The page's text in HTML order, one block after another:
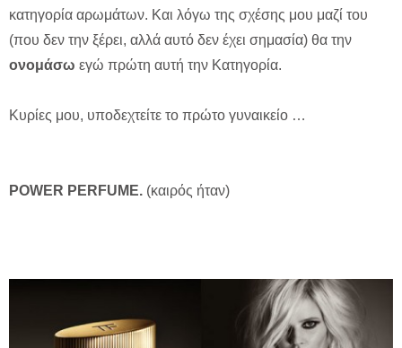
κατηγορία αρωμάτων. Και λόγω της σχέσης μου μαζί του
(που δεν την ξέρει, αλλά αυτό δεν έχει σημασία) θα την
ονομάσω εγώ πρώτη αυτή την Κατηγορία.
Κυρίες μου, υποδεχτείτε το πρώτο γυναικείο …
POWER PERFUME. (καιρός ήταν)